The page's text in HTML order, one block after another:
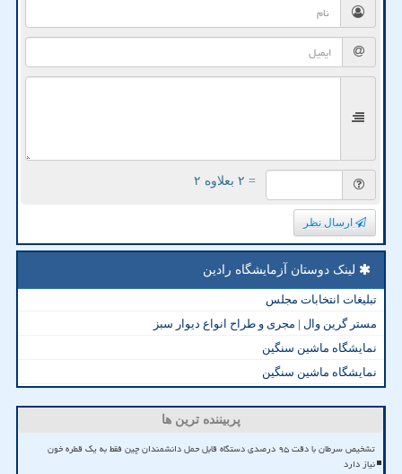
= ۲ بعلاوه ۲
ارسال نظر
لینک دوستان آزمایشگاه رادین
تبلیغات انتخابات مجلس
مستر گرین وال | مجری و طراح انواع دیوار سبز
نمایشگاه ماشین سنگین
نمایشگاه ماشین سنگین
پربیننده ترین ها
تشخیص سرطان با دقت ۹۵ درصدی دستگاه قابل حمل دانشمندان چین فقط به یک قطره خون
نیاز دارد